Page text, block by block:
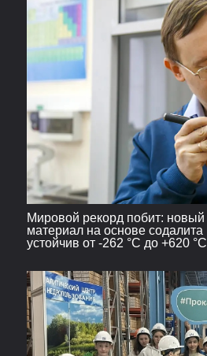
Мировой рекорд побит: новый
материал на основе содалита
устойчив от -262 °C до +620 °C